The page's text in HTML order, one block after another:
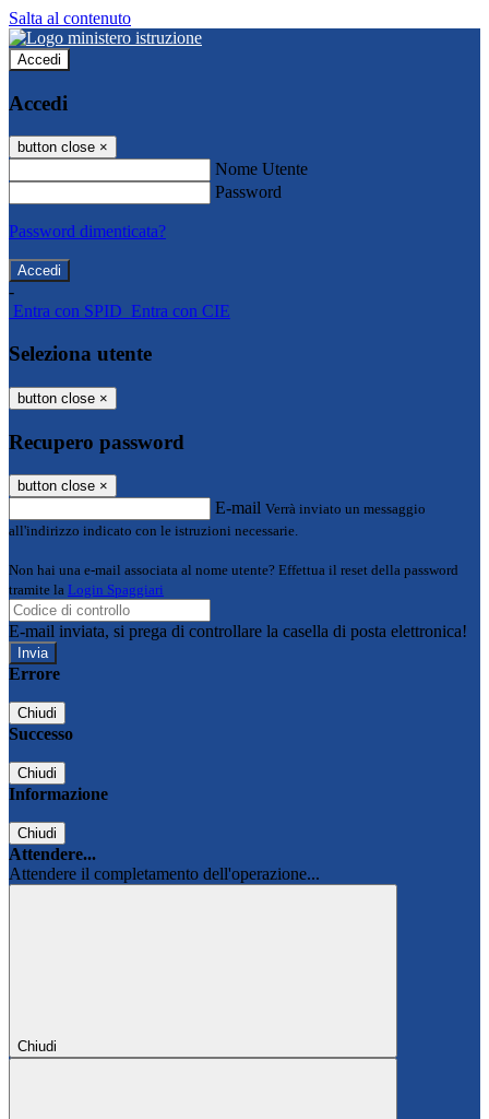
Salta al contenuto
Accedi
Accedi
button close ×
Nome Utente
Password
Password dimenticata?
-
Entra con SPID Entra con CIE
Seleziona utente
button close ×
Recupero password
button close ×
E-mail Verrà inviato un messaggio
all'indirizzo indicato con le istruzioni necessarie.
Non hai una e-mail associata al nome utente? Effettua il reset della password
tramite la Login Spaggiari
E-mail inviata, si prega di controllare la casella di posta elettronica!
Errore
Chiudi
Successo
Chiudi
Informazione
Chiudi
Attendere...
Attendere il completamento dell'operazione...
Chiudi